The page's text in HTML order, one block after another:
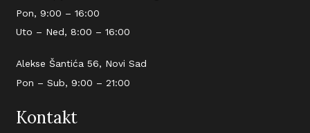
Pon, 9:00 – 16:00
Uto – Ned, 8:00 – 16:00
Alekse Šantića 56, Novi Sad
Pon – Sub, 9:00 – 21:00
Kontakt